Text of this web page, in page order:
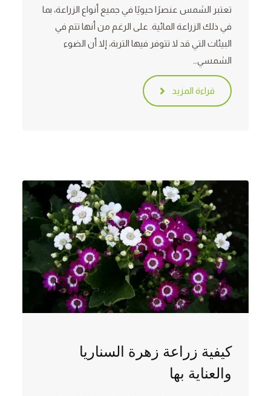
تعتبر الشمس عنصرًا حيويًا في جميع أنواع الزراعة، بما
في ذلك الزراعة المائية. على الرغم من أنها تتم في
البيئات التي قد لا تتوفر فيها التربة، إلا أن الضوء
الشمسي…
قراءة المزيد
كيفية زراعة زهرة السناريا
والعناية بها